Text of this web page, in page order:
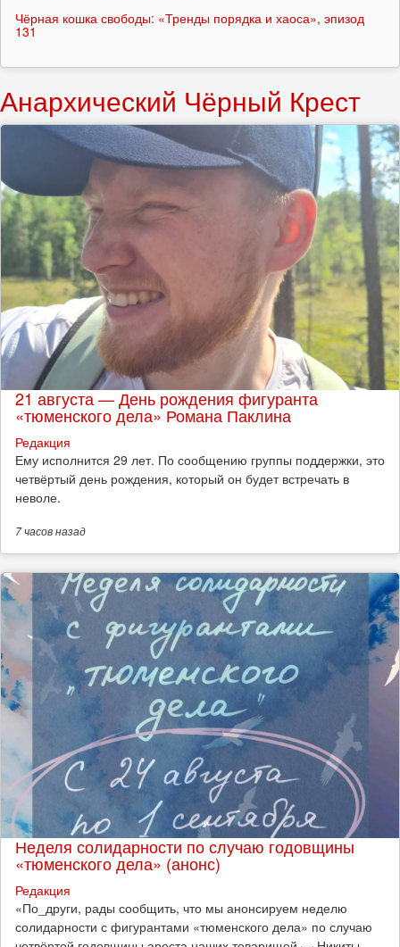
Чёрная кошка свободы: «Тренды порядка и хаоса», эпизод
131
Анархический Чёрный Крест
21 августа — День рождения фигуранта
«тюменского дела» Романа Паклина
Редакция
Ему исполнится 29 лет. По сообщению группы поддержки, это
четвёртый день рождения, который он будет встречать в
неволе.
7 часовназад
Неделя солидарности по случаю годовщины
«тюменского дела» (анонс)
Редакция
​«По_други, рады сообщить, что мы анонсируем неделю
солидарности с фигурантами «тюменского дела» по случаю